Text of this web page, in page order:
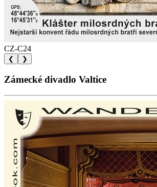
CZ-C24
❮ ❯
Zámecké divadlo Valtice